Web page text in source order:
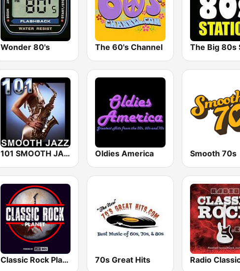
Wonder 80's The 60's Channel
101 SMOOTH JAZZ Oldies America Smooth 70s
Classic Rock Planet 70s Great Hits